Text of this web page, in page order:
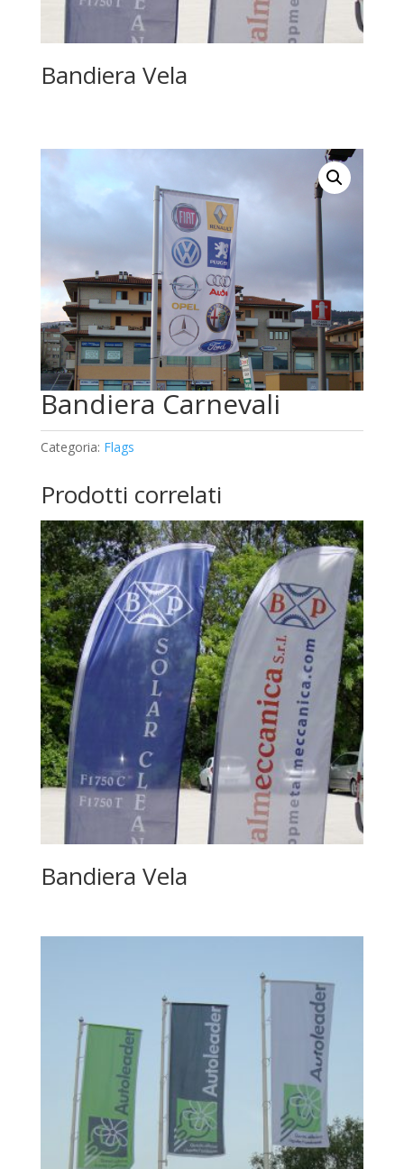
Bandiera Vela
Bandiera Carnevali
Categoria: Flags
Prodotti correlati
Bandiera Vela